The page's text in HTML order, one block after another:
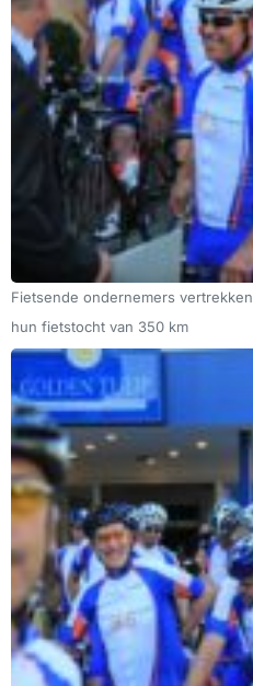
Fietsende ondernemers
hun fietstocht van 350 km